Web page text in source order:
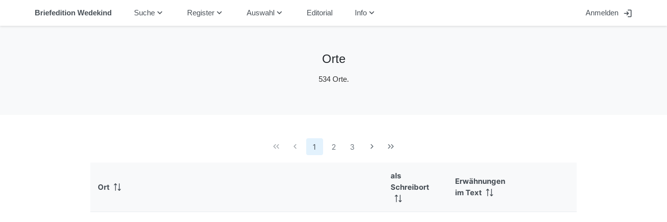
Briefedition Wedekind Suchekeyboard_arrow_down Registerkeyboard_arrow_down Auswahlkeyboard_arrow_down Editorial Infokeyboard_arrow_down Anmelden login
Orte
534 Orte.
1 2 3
Ort
als
Schreibort
Erwähnungen
im Text